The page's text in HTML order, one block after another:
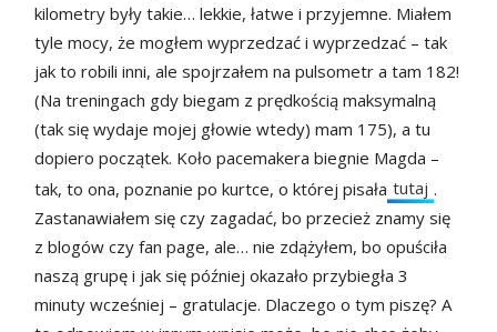
kilometry były takie… lekkie, łatwe i przyjemne. Miałem
tyle mocy, że mogłem wyprzedzać i wyprzedzać – tak
jak to robili inni, ale spojrzałem na pulsometr a tam 182!
(Na treningach gdy biegam z prędkością maksymalną
(tak się wydaje mojej głowie wtedy) mam 175), a tu
dopiero początek. Koło pacemakera biegnie Magda –
tak, to ona, poznanie po kurtce, o której pisała tutaj .
Zastanawiałem się czy zagadać, bo przecież znamy się
z blogów czy fan page, ale… nie zdążyłem, bo opuściła
naszą grupę i jak się później okazało przybiegła 3
minuty wcześniej – gratulacje. Dlaczego o tym piszę? A